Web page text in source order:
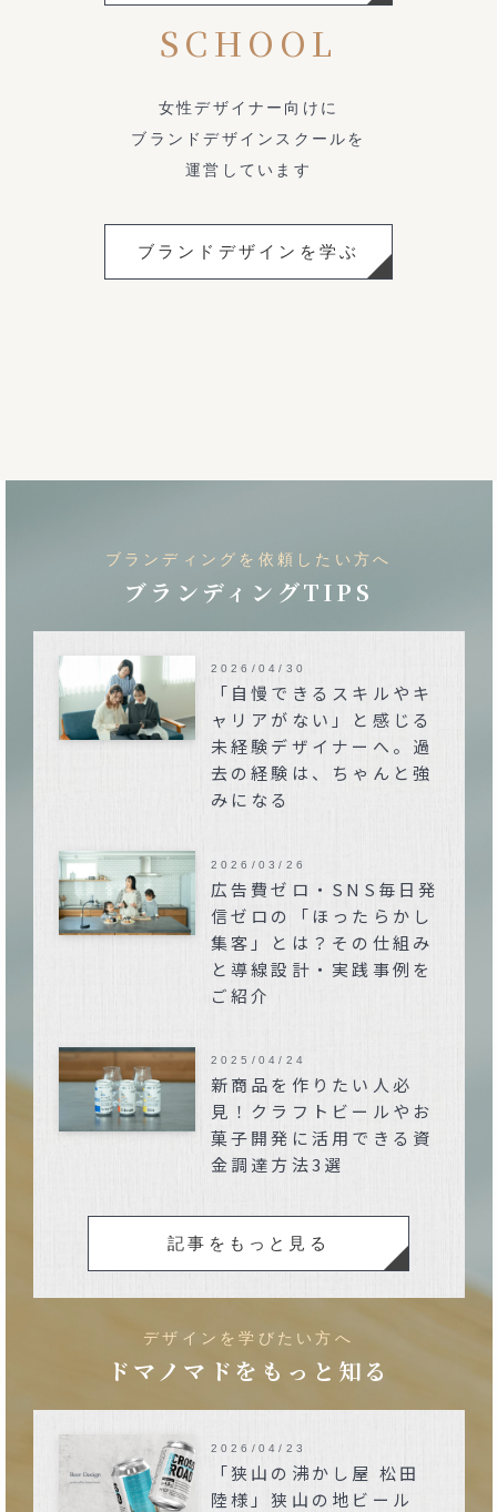
SCHOOL
女性デザイナー向けに
ブランドデザインスクールを
運営しています
ブランドデザインを学ぶ
ブランディングを依頼したい方へ
ブランディングTIPS
「自慢できるスキルやキ
ャリアがない」と感じる
未経験デザイナーへ。過
去の経験は、ちゃんと強
みになる
2026/04/30
広告費ゼロ・SNS毎日発
信ゼロの「ほったらかし
集客」とは？その仕組み
と導線設計・実践事例を
ご紹介
2026/03/26
新商品を作りたい人必
見！クラフトビールやお
菓子開発に活用できる資
金調達方法3選
2025/04/24
記事をもっと見る
デザインを学びたい方へ
ドマノマドをもっと知る
「狭山の沸かし屋 松田
陸様」狭山の地ビール
2026/04/23